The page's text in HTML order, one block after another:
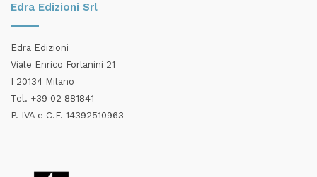
Edra Edizioni Srl
Edra Edizioni
Viale Enrico Forlanini 21
I 20134 Milano
Tel. +39 02 881841
P. IVA e C.F. 14392510963